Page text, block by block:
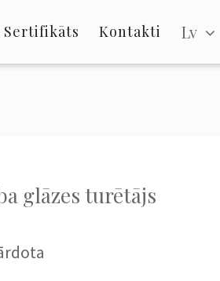
Sertifikāts Kontakti Lv
glāzes turētājs